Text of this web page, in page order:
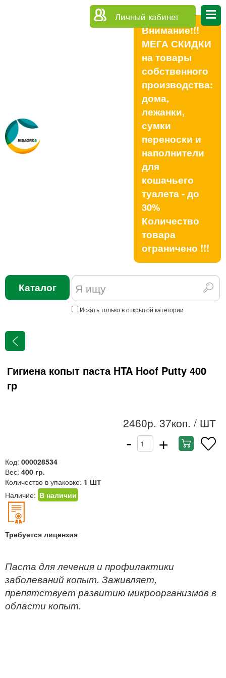
Личный кабинет
Внимание!!!
МЕГА СКИДКИ
на товары
собственного
производства:
дома,
лежанки,
сумки
переноски и
наполнители
для
кошачьего
туалета - до
30%
Количество
товара
ограничено !!!
Каталог
Искать только в открытой категории
Гигиена копыт паста HTA Hoof Putty 400
гр
2460р. 37коп. / ШТ
- +
Код: 000028534
Вес: 400 гр.
Количество в упаковке: 1 ШТ
Наличие: В наличии
Требуется лицензия
Паста для лечения и профилактики
заболеваний копыт. Заживляет,
препятствует развитию микроорганизмов в
области копыт.